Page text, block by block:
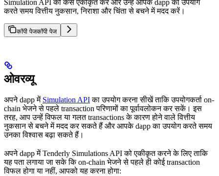
Simulation API को कैसे एकीकृत करें और उन्हें आपके dapp का उपयोग
करते समय वित्तीय नुकसान, निराशा और चिंता से बचने में मदद करें।
कॉपी पेजकॉपी पेज
ओवरव्यू
अपने dapp में Simulation APIका उपयोग करना सीखें ताकि उपयोगकर्ता on-
chain भेजने से पहले transaction परिणामों का पूर्वावलोकन कर सकें। इस
तरह, आप उन्हें विफल या गलत transactions के कारण होने वाले वित्तीय
नुकसान से बचने में मदद कर सकते हैं और आपके dapp का उपयोग करते समय
उनका विश्वास बढ़ा सकते हैं।
अपने dapp में Tenderly Simulations API को एकीकृत करने के लिए ताकि
यह पता लगाया जा सके कि on-chain भेजने से पहले ही कोई transaction
विफल होगा या नहीं, आपको यह करना होगा: